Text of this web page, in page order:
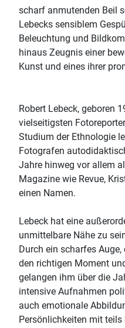
scharf anmutenden Beil
Lebecks sensiblem
Beleuchtung und
hinaus Zeugnis einer
Kunst und eines ihrer
Robert Lebeck, geboren
vielseitigsten
Studium der Ethnologie
Fotografen
Jahre hinweg vor allem
Magazine wie Revue,
einen Namen.
Lebeck hat eine
unmittelbare Nähe zu
Durch ein scharfes
den richtigen Moment
gelangen ihm über die
intensive Aufnahmen
auch emotionale
Persönlichkeiten mit